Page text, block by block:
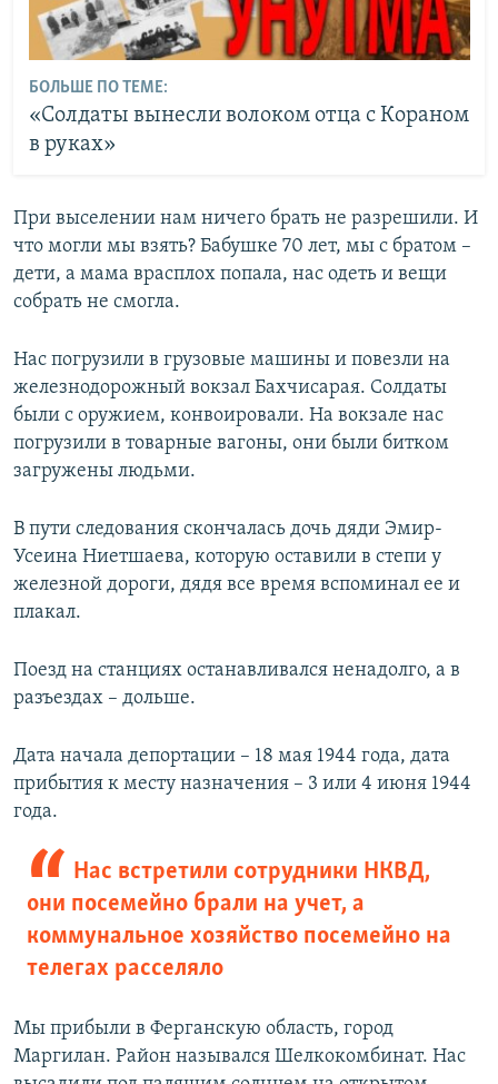
БОЛЬШЕ ПО ТЕМЕ:
«Солдаты вынесли волоком отца с Кораном
в руках»
При выселении нам ничего брать не разрешили. И
что могли мы взять? Бабушке 70 лет, мы с братом –
дети, а мама врасплох попала, нас одеть и вещи
собрать не смогла.
Нас погрузили в грузовые машины и повезли на
железнодорожный вокзал Бахчисарая. Солдаты
были с оружием, конвоировали. На вокзале нас
погрузили в товарные вагоны, они были битком
загружены людьми.
В пути следования скончалась дочь дяди Эмир-
Усеина Ниетшаева, которую оставили в степи у
железной дороги, дядя все время вспоминал ее и
плакал.
Поезд на станциях останавливался ненадолго, а в
разъездах – дольше.
Дата начала депортации – 18 мая 1944 года, дата
прибытия к месту назначения – 3 или 4 июня 1944
года.
Нас встретили сотрудники НКВД,
они посемейно брали на учет, а
коммунальное хозяйство посемейно на
телегах расселяло
Мы прибыли в Ферганскую область, город
Маргилан. Район назывался Шелкокомбинат. Нас